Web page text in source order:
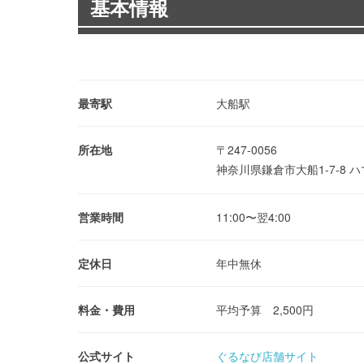
基本情報
最寄駅 大船駅
所在地
〒247-0056
神奈川県鎌倉市大船1-7-8
営業時間 11:00〜翌4:00
定休日 年中無休
料金・費用 平均予算 2,500円
公式サイト ぐるなび店舗サイト